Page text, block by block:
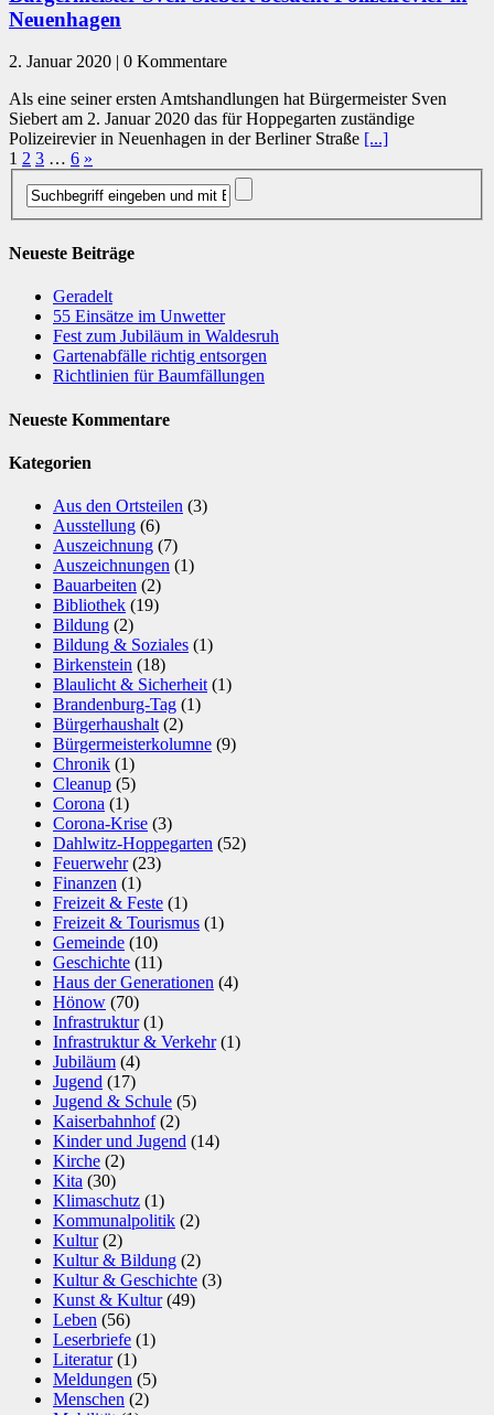
Neuenhagen
2. Januar 2020 | 0 Kommentare
Als eine seiner ersten Amtshandlungen hat Bürgermeister Sven
Siebert am 2. Januar 2020 das für Hoppegarten zuständige
Polizeirevier in Neuenhagen in der Berliner Straße [...]
1 2 3 … 6 »
Neueste Beiträge
Geradelt
​55 Einsätze im Unwetter
Fest zum Jubiläum in Waldesruh
Gartenabfälle richtig entsorgen
Richtlinien für Baumfällungen
Neueste Kommentare
Kategorien
Aus den Ortsteilen (3)
Ausstellung (6)
Auszeichnung (7)
Auszeichnungen (1)
Bauarbeiten (2)
Bibliothek (19)
Bildung (2)
Bildung & Soziales (1)
Birkenstein (18)
Blaulicht & Sicherheit (1)
Brandenburg-Tag (1)
Bürgerhaushalt (2)
Bürgermeisterkolumne (9)
Chronik (1)
Cleanup (5)
Corona (1)
Corona-Krise (3)
Dahlwitz-Hoppegarten (52)
Feuerwehr(23)
Finanzen (1)
Freizeit & Feste (1)
Freizeit & Tourismus (1)
Gemeinde (10)
Geschichte (11)
Haus der Generationen (4)
Hönow (70)
Infrastruktur(1)
Infrastruktur & Verkehr(1)
Jubiläum (4)
Jugend (17)
Jugend & Schule (5)
Kaiserbahnhof(2)
Kinder und Jugend (14)
Kirche (2)
Kita (30)
Klimaschutz (1)
Kommunalpolitik (2)
Kultur(2)
Kultur & Bildung (2)
Kultur & Geschichte (3)
Kunst & Kultur(49)
Leben (56)
Leserbriefe (1)
Literatur(1)
Meldungen (5)
Menschen (2)